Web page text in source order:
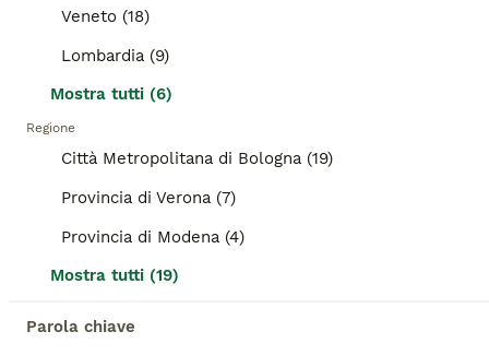
Veneto (18)
Lombardia (9)
Mostra tutti (6)
Regione
Città Metropolitana di Bologna (19)
Provincia di Verona (7)
Provincia di Modena (4)
Mostra tutti (19)
Parola chiave
SERVONO ADOZIONI X SALVARLI
Altre razze
Sesso
Associazioni Canili